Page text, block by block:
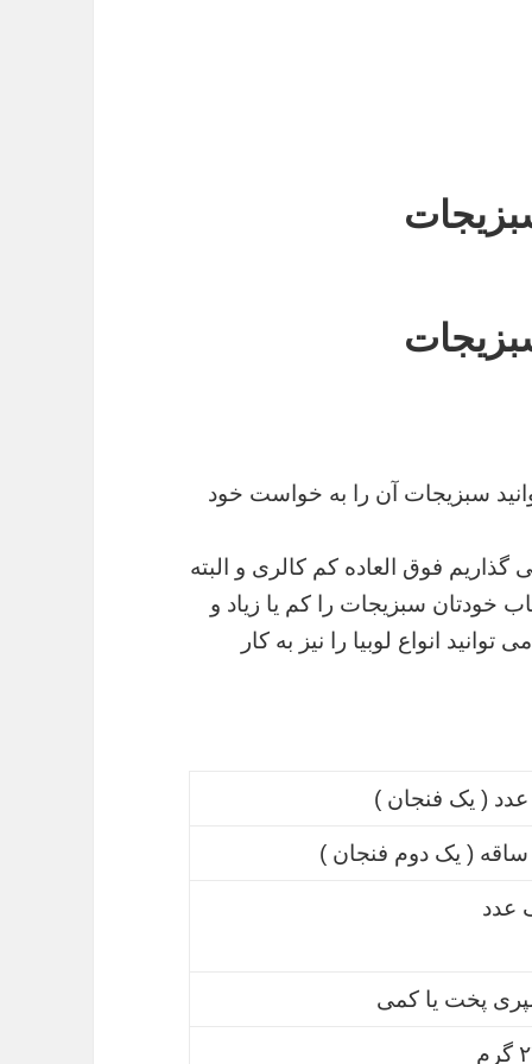
سبزیجات آن را به خواست خود
فوق العاده کم کالری و البته
خودتان سبزیجات را کم یا زیاد و
انواع لوبیا را نیز به کار
عدد ( یک فنجان )
ساقه ( یک دوم فنجان )
عدد
پخت یا کمی